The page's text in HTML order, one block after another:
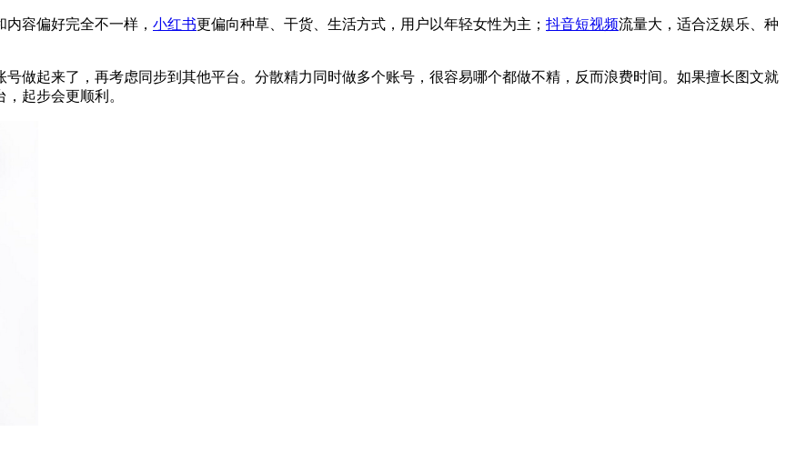
容偏好完全不一样， 小红书更偏向种草、干货、生活方式，用户以年轻女性为主； 抖音短视频流量大，适合泛娱乐、种
做起来了，再考虑同步到其他平台。分散精力同时做多个账号，很容易哪个都做不精，反而浪费时间。如果擅长图文就
起步会更顺利。